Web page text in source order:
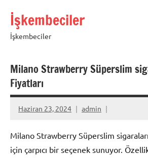
İşkembeciler
İşkembeciler
Milano Strawberry Süperslim
Fiyatları
Haziran 23, 2024 admin
Milano Strawberry Süperslim
için çarpıcı bir seçenek sunuyor.